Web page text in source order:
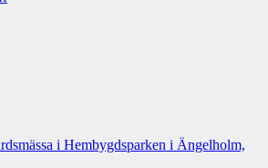
i Hembygdsparken i Ängelholm,